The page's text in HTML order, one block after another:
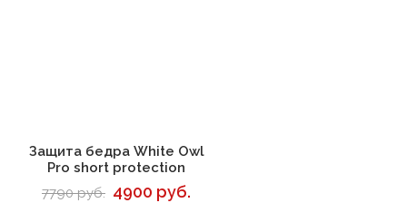
В корзину
Защита бедра White Owl
Pro short protection
7790 руб. 4900 руб.